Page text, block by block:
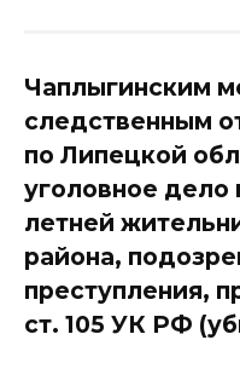
Чаплыгинским
следственным
по Липецкой
уголовное дело
летней
района,
преступления,
ст. 105 УК РФ